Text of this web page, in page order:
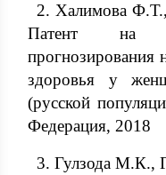
2. Халимова
Патент на
прогнозирования
здоровья у
(русской
Федерация, 2018
3. Гулзода М.К.,